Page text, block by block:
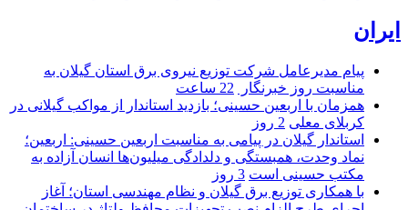
ایران
پیام مدیرعامل شركت توزیع نیروی برق استان گیلان به
مناسبت روز خبرنگار ‌
22 ساعت
همزمان با اربعین حسینی؛ بازدید استاندار از مواکب گیلانی در
کربلای معلی 2 روز
استاندار گیلان در پیامی به مناسبت اربعین حسینی: اربعین؛
نماد وحدت، همبستگی و دلدادگی میلیون‌ها انسان آزاده به
مکتب حسینی است 3 روز
با همکاری توزیع برق گیلان و نظام مهندسی استان؛ آغاز